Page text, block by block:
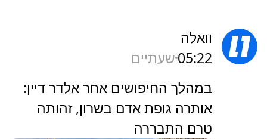
וואלה
05:22שעתיים
במהלך החיפושים אחר אלדר דיין:
אותרה גופת אדם בשרון, זהותה
טרם התבררה